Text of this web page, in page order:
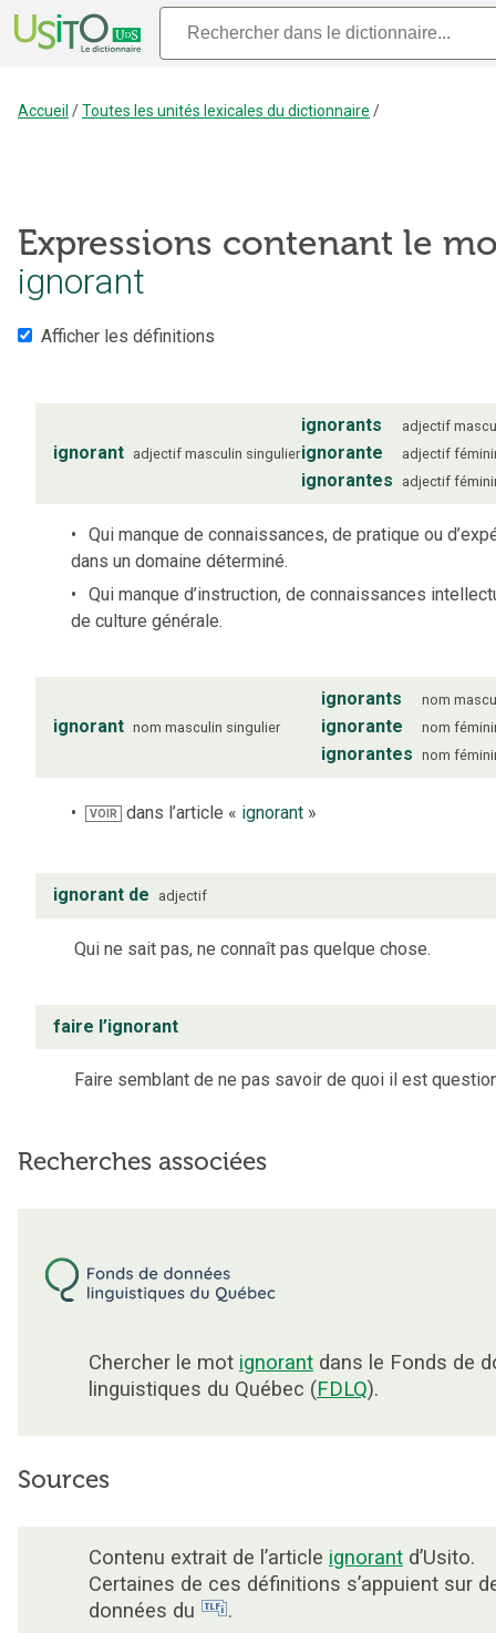
Accueil /Toutes les unités lexicales du dictionnaire /
Expressions contenant le
ignorant
Afficher les définitions
ignorant adjectif masculin singulier
ignorants adjectif
ignorante adjectif
ignorantes adjectif
Qui manque de connaissances, de pratique ou
dans un domaine déterminé.
Qui manque d’instruction, de connaissances
de culture générale.
ignorant nom masculin singulier
ignorants nom
ignorante nom
ignorantes nom
VOIR dans l’article « ignorant »
ignorant de adjectif
Qui ne sait pas, ne connaît pas quelque chose.
faire l’ignorant
Faire semblant de ne pas savoir de quoi il est
Recherches associées
Chercher le mot ignorant dans le Fonds de
linguistiques du Québec (FDLQ).
Sources
Contenu extrait de l’article ignorant d’Usito.
Certaines de ces définitions s’appuient sur
données du
.